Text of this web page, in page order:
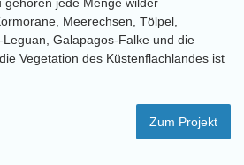
Meerechsen, Tölpel,
Galapagos-Falke und die
Vegetation des Küstenflachlandes ist
Zum Projekt